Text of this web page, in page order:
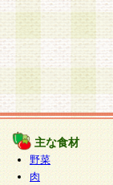
主な食材
野菜
肉